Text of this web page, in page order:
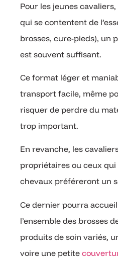
Pour les jeunes
qui se contentent de
brosses, cure-pieds), un
est souvent suffisant.
Ce format léger et
transport facile, même
risquer de perdre du
trop important.
En revanche, les
propriétaires ou ceux
chevaux préféreront un
Ce dernier pourra
l’ensemble des brosses
produits de soin variés,
voire une petite